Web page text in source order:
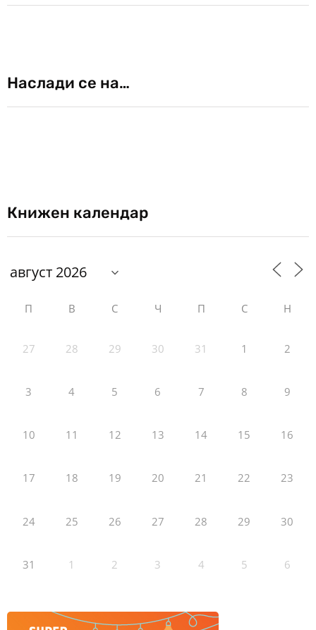
Наслади се на…
Книжен календар
П В С Ч П С Н
27 28 29 30 31 1 2
3 4 5 6 7 8 9
10 11 12 13 14 15 16
17 18 19 20 21 22 23
24 25 26 27 28 29 30
31 1 2 3 4 5 6